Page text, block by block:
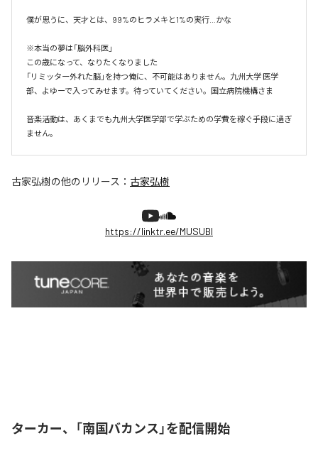
僕が思うに、天才とは、99%のヒラメキと1%の実行…かな
※本当の夢は「脳外科医」
この歳になって、なりたくなりました
「リミッター外れた脳」を持つ俺に、不可能はありません。九州大学 医学
部、よゆーで入ってみせます。待っていてください。国立病院機構さま
音楽活動は、あくまでも九州大学医学部で学ぶための学費を稼ぐ手段に過ぎ
ません。
古家弘樹の他のリリース： 古家弘樹
https://linktr.ee/MUSUBI
ターカー、「南国バカンス」を配信開始